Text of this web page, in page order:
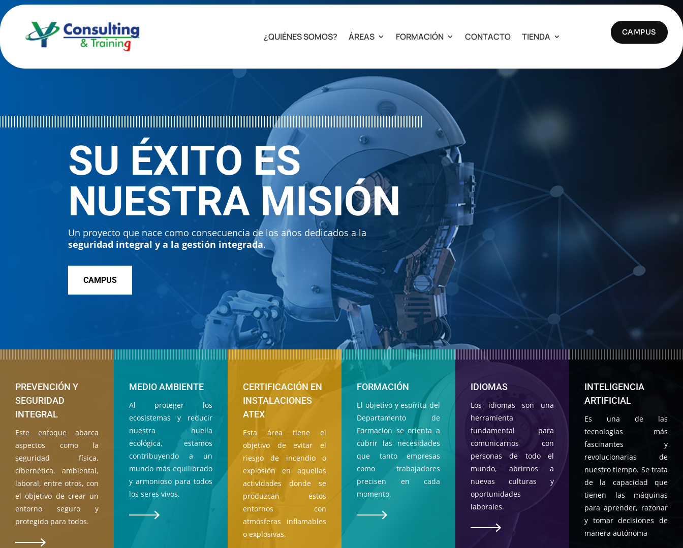
¿QUIÉNES SOMOS? ÁREAS FORMACIÓN CONTACTO TIENDA CAMPUS
SU ÉXITO ES
NUESTRA MISIÓN
Un proyecto que nace como consecuencia de los años dedicados a la
seguridad integral y a la gestión integrada.
CAMPUS
PREVENCIÓN Y
SEGURIDAD
INTEGRAL
Este enfoque abarca
aspectos como la
seguridad física,
cibernética, ambiental,
laboral, entre otros, con
el objetivo de crear un
entorno seguro y
protegido para todos.
MEDIO AMBIENTE
Al proteger los
ecosistemas y reducir
nuestra huella
ecológica, estamos
contribuyendo a un
mundo más equilibrado
y armonioso para todos
los seres vivos.
CERTIFICACIÓN EN
INSTALACIONES
ATEX
Esta área tiene el
objetivo de evitar el
riesgo de incendio o
explosión en aquellas
actividades donde se
produzcan estos
entornos con
atmósferas inflamables
o explosivas.
FORMACIÓN
El objetivo y espíritu del
Departamento de
Formación se orienta a
cubrir las necesidades
que tanto empresas
como trabajadores
precisen en cada
momento.
IDIOMAS
Los idiomas son una
herramienta
fundamental para
comunicarnos con
personas de todo el
mundo, abrirnos a
nuevas culturas y
oportunidades
laborales.
INTELIGENCIA
ARTIFICIAL
Es una de las
tecnologías más
fascinantes y
revolucionarias de
nuestro tiempo. Se trata
de la capacidad que
tienen las máquinas
para aprender, razonar
y tomar decisiones de
manera autónoma